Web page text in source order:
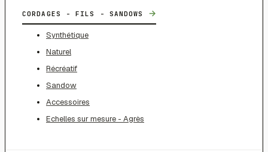
CORDAGES - FILS - SANDOWS →
Synthétique
Naturel
Récréatif
Sandow
Accessoires
Echelles sur mesure - Agrès